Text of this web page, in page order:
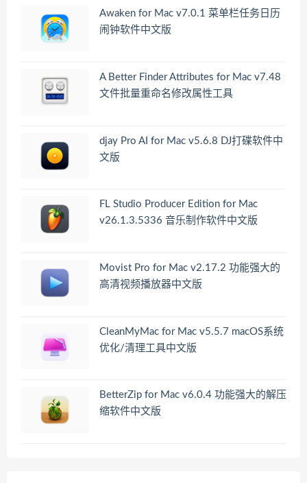
Awaken for Mac v7.0.1 菜单栏任务日历
闹钟软件中文版
A Better Finder Attributes for Mac v7.48
文件批量重命名修改属性工具
djay Pro AI for Mac v5.6.8 DJ打碟软件中
文版
FL Studio Producer Edition for Mac
v26.1.3.5336 音乐制作软件中文版
Movist Pro for Mac v2.17.2 功能强大的
高清视频播放器中文版
CleanMyMac for Mac v5.5.7 macOS系统
优化/清理工具中文版
BetterZip for Mac v6.0.4 功能强大的解压
缩软件中文版